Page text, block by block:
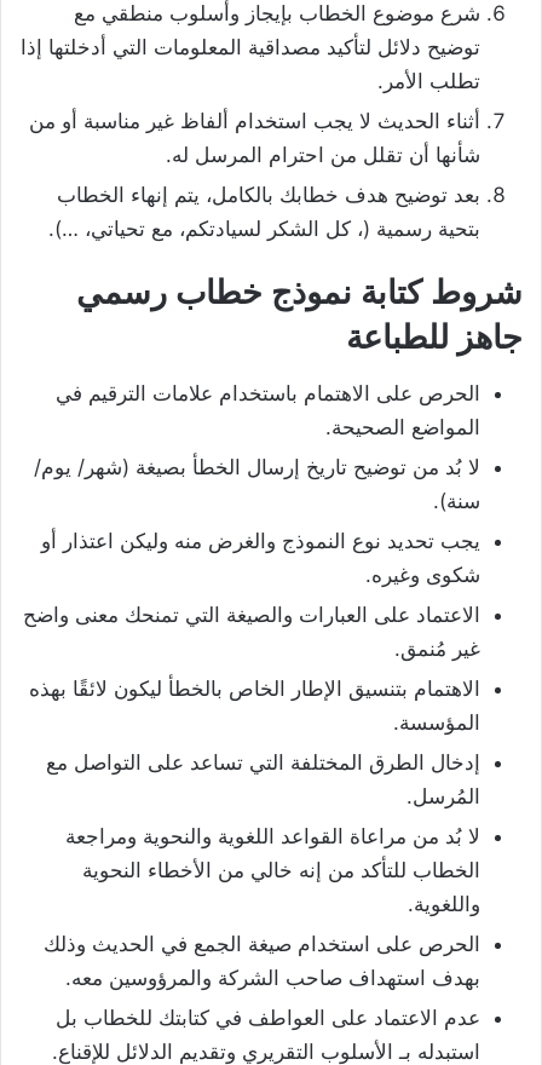
شرع موضوع الخطاب بإيجاز وأسلوب منطقي مع
توضيح دلائل لتأكيد مصداقية المعلومات التي أدخلتها إذا
تطلب الأمر.
أثناء الحديث لا يجب استخدام ألفاظ غير مناسبة أو من
شأنها أن تقلل من احترام المرسل له.
بعد توضيح هدف خطابك بالكامل، يتم إنهاء الخطاب
بتحية رسمية (، كل الشكر لسيادتكم، مع تحياتي، …).
شروط كتابة نموذج خطاب رسمي
جاهز للطباعة
الحرص على الاهتمام باستخدام علامات الترقيم في
المواضع الصحيحة.
لا بُد من توضيح تاريخ إرسال الخطأ بصيغة (شهر/ يوم/
سنة).
يجب تحديد نوع النموذج والغرض منه وليكن اعتذار أو
شكوى وغيره.
الاعتماد على العبارات والصيغة التي تمنحك معنى واضح
غير مُنمق.
الاهتمام بتنسيق الإطار الخاص بالخطأ ليكون لائقًا بهذه
المؤسسة.
إدخال الطرق المختلفة التي تساعد على التواصل مع
المُرسل.
لا بُد من مراعاة القواعد اللغوية والنحوية ومراجعة
الخطاب للتأكد من إنه خالي من الأخطاء النحوية
واللغوية.
الحرص على استخدام صيغة الجمع في الحديث وذلك
بهدف استهداف صاحب الشركة والمرؤوسين معه.
عدم الاعتماد على العواطف في كتابتك للخطاب بل
استبدله بـ الأسلوب التقريري وتقديم الدلائل للإقناع.